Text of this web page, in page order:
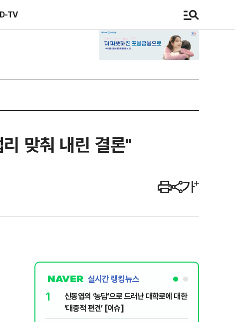
D-TV
맞춰 내린 결론"
실시간 랭킹뉴스
1
신동엽의 ‘농담’으로 드러난 대학로에 대한
‘대중적 편견’ [이슈]